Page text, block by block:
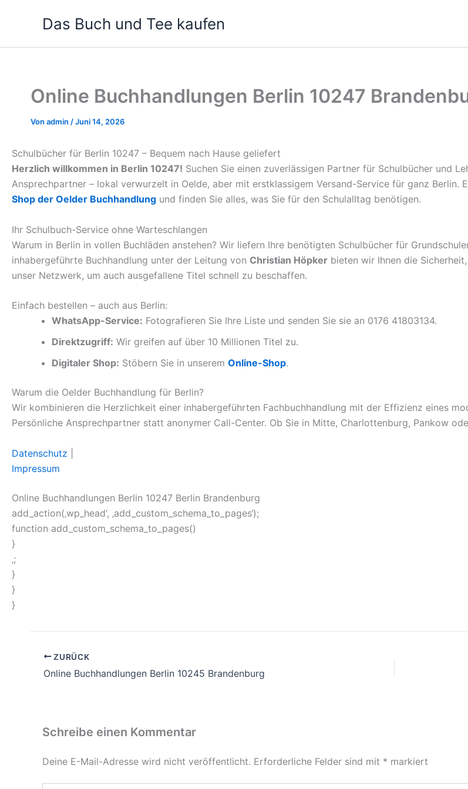
Das Buch und Tee kaufen
Online Buchhandlungen Berlin 10247
Von admin /Juni 14, 2026
Schulbücher für Berlin 10247 – Bequem nach Hause geliefert
Herzlich willkommen in Berlin 10247! Suchen Sie einen zuverlässigen Partner für Schulbücher und
Ansprechpartner – lokal verwurzelt in Oelde, aber mit erstklassigem Versand-Service für ganz Berlin.
Shop der Oelder Buchhandlung und finden Sie alles, was Sie für den Schulalltag benötigen.
Ihr Schulbuch-Service ohne Warteschlangen
Warum in Berlin in vollen Buchläden anstehen? Wir liefern Ihre benötigten Schulbücher für
inhabergeführte Buchhandlung unter der Leitung von Christian Höpker bieten wir Ihnen die
unser Netzwerk, um auch ausgefallene Titel schnell zu beschaffen.
Einfach bestellen – auch aus Berlin:
WhatsApp-Service: Fotografieren Sie Ihre Liste und senden Sie sie an 0176 41803134.
Direktzugriff: Wir greifen auf über 10 Millionen Titel zu.
Digitaler Shop: Stöbern Sie in unserem Online-Shop.
Warum die Oelder Buchhandlung für Berlin?
Wir kombinieren die Herzlichkeit einer inhabergeführten Fachbuchhandlung mit der Effizienz eines
Persönliche Ansprechpartner statt anonymer Call-Center. Ob Sie in Mitte, Charlottenburg, Pankow
Datenschutz
Impressum
Online Buchhandlungen Berlin 10247 Berlin Brandenburg
add_action(‚wp_head‘, ‚add_custom_schema_to_pages‘);
function add_custom_schema_to_pages()
}
‚;
}
}
}
ZURÜCK
Online Buchhandlungen Berlin 10245 Brandenburg
Schreibe einen Kommentar
Deine E-Mail-Adresse wird nicht veröffentlicht. Erforderliche Felder sind mit * markiert